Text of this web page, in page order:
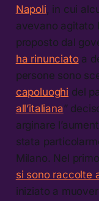
Napoli, in cui
avevano agitato
proposto dal
ha rinunciatoa
persone sono
capoluoghi del
all’italiana”
arginare
stata
Milano. Nel
si sono raccolte
iniziato a